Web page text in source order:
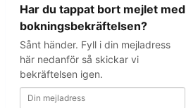
Har du tappat bort mejlet med
bokningsbekräftelsen?
Sånt händer. Fyll i din mejladress
här nedanför så skickar vi
bekräftelsen igen.
mejladress